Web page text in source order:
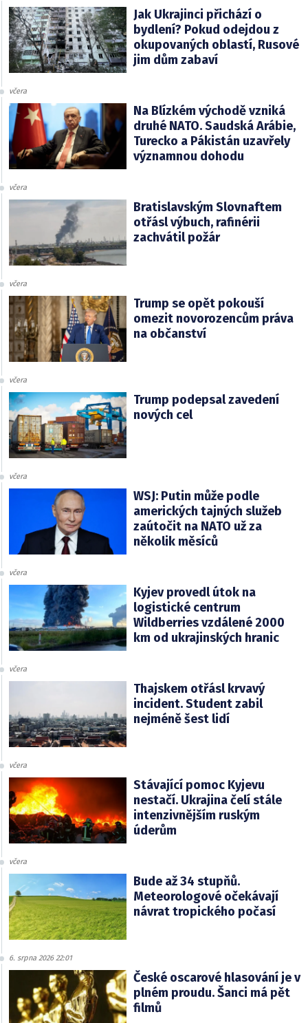
Jak Ukrajinci přichází o
bydlení? Pokud odejdou z
okupovaných oblastí, Rusové
jim dům zabaví
včera
Na Blízkém východě vzniká
druhé NATO. Saudská Arábie,
Turecko a Pákistán uzavřely
významnou dohodu
včera
Bratislavským Slovnaftem
otřásl výbuch, rafinérii
zachvátil požár
včera
Trump se opět pokouší
omezit novorozencům práva
na občanství
včera
Trump podepsal zavedení
nových cel
včera
WSJ: Putin může podle
amerických tajných služeb
zaútočit na NATO už za
několik měsíců
včera
Kyjev provedl útok na
logistické centrum
Wildberries vzdálené 2000
km od ukrajinských hranic
včera
Thajskem otřásl krvavý
incident. Student zabil
nejméně šest lidí
včera
Stávající pomoc Kyjevu
nestačí. Ukrajina čelí stále
intenzivnějším ruským
úderům
včera
Bude až 34 stupňů.
Meteorologové očekávají
návrat tropického počasí
6. srpna 2026 22:01
České oscarové hlasování je v
plném proudu. Šanci má pět
filmů